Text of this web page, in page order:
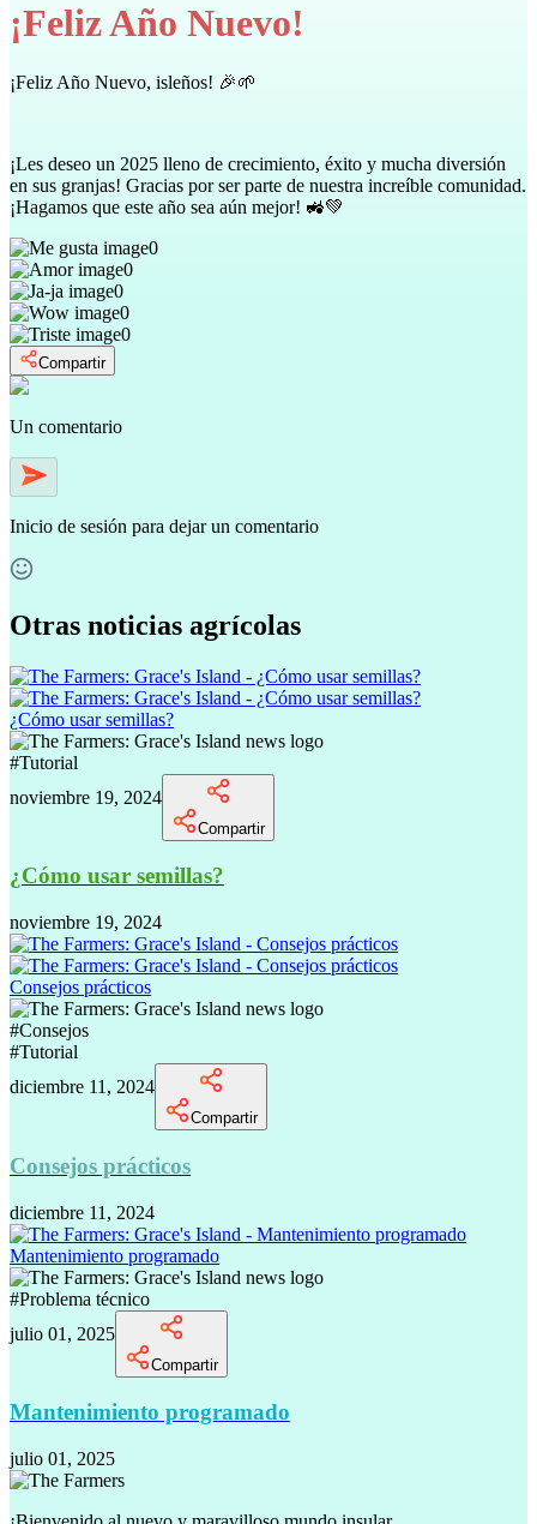
¡Feliz Año Nuevo!
¡Feliz Año Nuevo, isleños! 🎉🌱
¡Les deseo un 2025 lleno de crecimiento, éxito y mucha diversión
en sus granjas! Gracias por ser parte de nuestra increíble comunidad.
¡Hagamos que este año sea aún mejor! 🚜💚
0
0
0
0
0
Compartir
Un comentario
Inicio de sesión para dejar un comentario
Otras noticias agrícolas
¿Cómo usar semillas?
#Tutorial
noviembre 19, 2024
Compartir
¿Cómo usar semillas?
noviembre 19, 2024
Consejos prácticos
#Consejos
#Tutorial
diciembre 11, 2024
Compartir
Consejos prácticos
diciembre 11, 2024
Mantenimiento programado
#Problema técnico
julio 01, 2025
Compartir
Mantenimiento programado
julio 01, 2025